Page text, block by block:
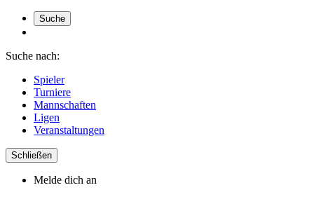
Suche
Suche nach:
Spieler
Turniere
Mannschaften
Ligen
Veranstaltungen
Schließen
Melde dich an